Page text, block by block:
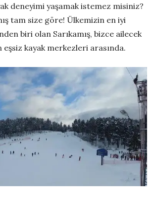
deneyimi yaşamak istemez misiniz?
tam size göre! Ülkemizin en iyi
biri olan Sarıkamış, bizce ailecek
kayak merkezleri arasında.